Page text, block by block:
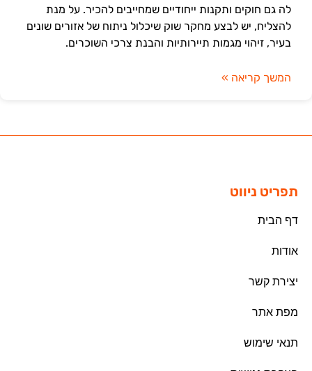
לה גם חוקים ותקנות ייחודיים שמחייבים להכיר. על מנת
להצליח, יש לבצע מחקר שוק שיכלול ניתוח של אזורים שונים
בעיר, זיהוי מגמות תיירותיות והבנת צרכי השוכרים.
המשך קריאה »
תפריט ניווט
דף הבית
אודות
יצירת קשר
מפת אתר
תנאי שימוש